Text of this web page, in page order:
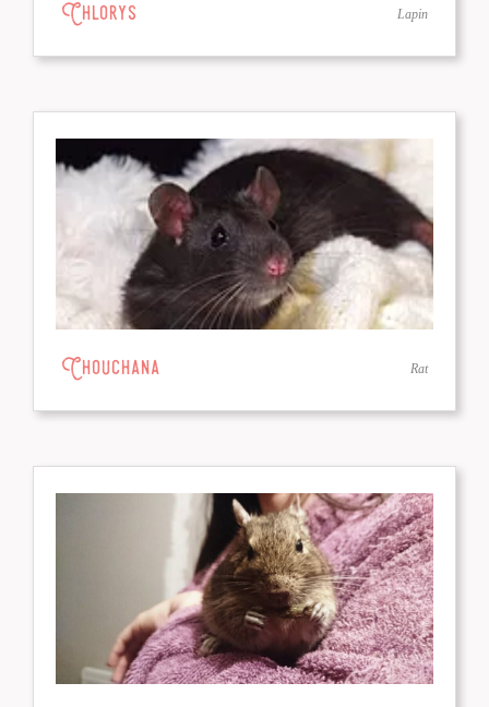
Chlorys Lapin
Chouchana Rat